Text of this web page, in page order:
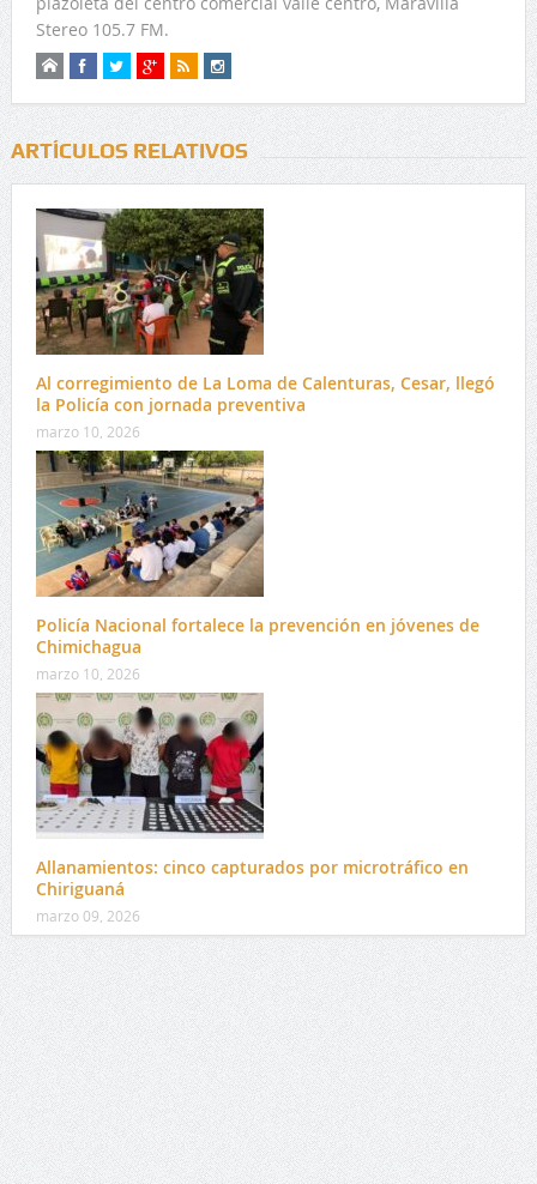
Stereo 105.7 FM.
ARTÍCULOS RELATIVOS
Al corregimiento de La Loma de Calenturas, Cesar, llegó
la Policía con jornada preventiva
marzo 10, 2026
Policía Nacional fortalece la prevención en jóvenes de
Chimichagua
marzo 10, 2026
Allanamientos: cinco capturados por microtráfico en
Chiriguaná
marzo 09, 2026